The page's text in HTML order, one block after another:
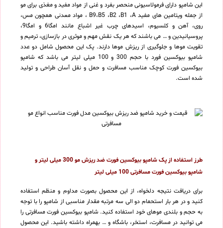
این شامپو دارای فرمولاسیونی منحصر بفرد و غنی از مواد مفید و مغذی برای مو
از جمله ویتامین های مفید B9،B5 ،B2 ،B1 ،A ، مواد معدنی همچون مس،
روی، آهن و کلسیوم، اسیدهای چرب غیر اشباع مانند امگا6 و امگا9،
پروسیانیدین و … می باشند که هر یک نقش مهم و موثری در بازسازی، ترمیم و
تقویت موها و جلوگیری از ریزش موها دارند. پک این محصول شامل دو عدد
شامپو بیوکسین فورد با حجم 300 و 100 میلی لیتر می باشد که شامپو
بیوکسین فورت کوچک مناسب مسافرت و حمل و نقل آسان طراحی و تولید
شده است.
طرز استفاده از پک شامپو بیوکسین فورت ضد ریزش مو 300 میلی لیتر و
شامپو بیوکسین فورت مسافرتی 100 میلی لیتر
برای دریافت نتیجه دلخواه، از این محصول بصورت مداوم و منظم استفاده
کنید و در هر بار استحمام دو الی سه مرتبه مقدار مناسبی از شامپو را با توجه
به حجم و بلندی موهای خود استفاده کنید. شامپو بیوکسین فورت مسافرتی را
می توانید در مسافرت، استخر، باشگاه و … بهمراه داشته باشید. این محصول